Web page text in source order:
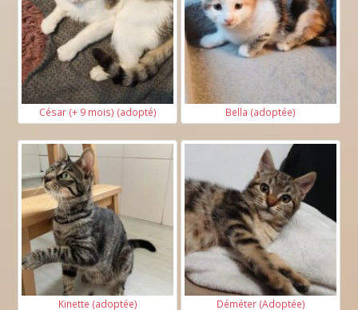
César (+ 9 mois) (adopté) Bella (adoptée)
Kinette (adoptée) Déméter (Adoptée)